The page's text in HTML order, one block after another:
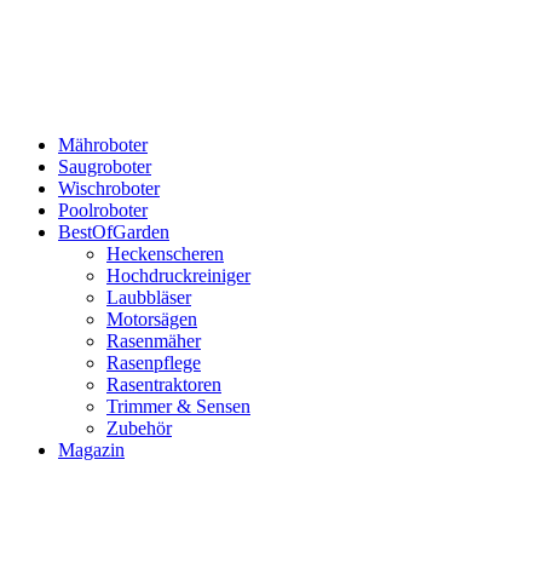
Mähroboter
Saugroboter
Wischroboter
Poolroboter
BestOfGarden
Heckenscheren
Hochdruckreiniger
Laubbläser
Motorsägen
Rasenmäher
Rasenpflege
Rasentraktoren
Trimmer & Sensen
Zubehör
Magazin